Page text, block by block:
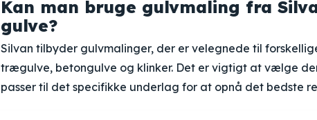
Kan man bruge gulvmaling fra
gulve?
Silvan tilbyder gulvmalinger, der er velegnede til
trægulve, betongulve og klinker. Det er vigtigt at vælge
passer til det specifikke underlag for at opnå det bedste